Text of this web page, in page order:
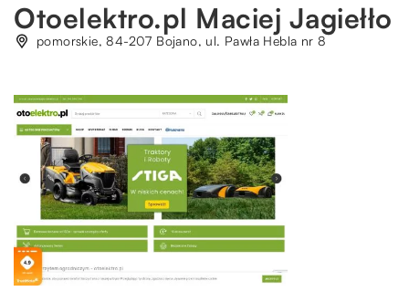
Otoelektro.pl Maciej Jagiełło
pomorskie, 84-207 Bojano, ul. Pawła Hebla nr 8